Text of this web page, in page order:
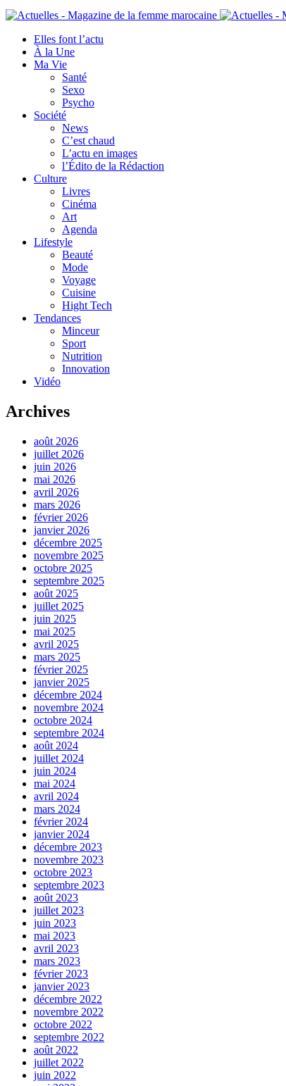
Elles font l’actu
À la Une
Ma Vie
Santé
Sexo
Psycho
Société
News
C’est chaud
L’actu en images
l’Édito de la Rédaction
Culture
Livres
Cinéma
Art
Agenda
Lifestyle
Beauté
Mode
Voyage
Cuisine
Hight Tech
Tendances
Minceur
Sport
Nutrition
Innovation
Vidéo
Archives
août 2026
juillet 2026
juin 2026
mai 2026
avril 2026
mars 2026
février 2026
janvier 2026
décembre 2025
novembre 2025
octobre 2025
septembre 2025
août 2025
juillet 2025
juin 2025
mai 2025
avril 2025
mars 2025
février 2025
janvier 2025
décembre 2024
novembre 2024
octobre 2024
septembre 2024
août 2024
juillet 2024
juin 2024
mai 2024
avril 2024
mars 2024
février 2024
janvier 2024
décembre 2023
novembre 2023
octobre 2023
septembre 2023
août 2023
juillet 2023
juin 2023
mai 2023
avril 2023
mars 2023
février 2023
janvier 2023
décembre 2022
novembre 2022
octobre 2022
septembre 2022
août 2022
juillet 2022
juin 2022